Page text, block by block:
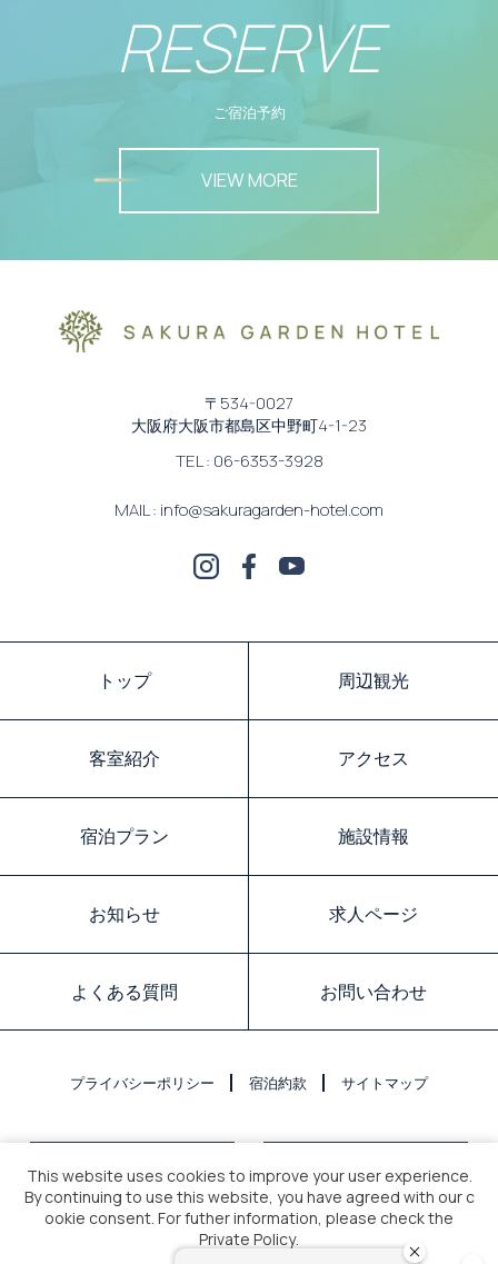
RESERVE
ご宿泊予約
VIEW MORE
〒534-0027
大阪府大阪市都島区中野町4-1-23
TEL : 06-6353-3928
MAIL : info@sakuragarden-hotel.com
トップ 周辺観光
客室紹介 アクセス
宿泊プラン 施設情報
お知らせ 求人ページ
よくある質問 お問い合わせ
プライバシーポリシー 宿泊約款 サイトマップ
This website uses cookies to improve your user experience.
By continuing to use this website, you have agreed with our c
ookie consent. For futher information, please check the
Private Policy.